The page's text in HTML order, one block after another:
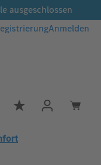
ausgeschlossen
Anmelden
Du hast 0